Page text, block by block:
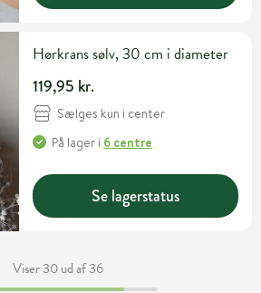
Hørkrans sølv, 30 cm i diameter
119,95 kr.
Sælges kun i center
På lager i 6 centre
Se lagerstatus
Viser 30 ud af 36